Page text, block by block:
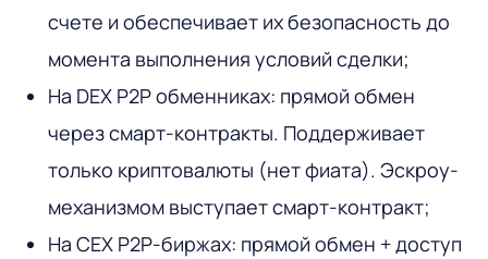
счете и обеспечивает их безопасность до
момента выполнения условий сделки;
На DEX P2P обменниках: прямой обмен
через смарт-контракты. Поддерживает
только криптовалюты (нет фиата). Эскроу-
механизмом выступает смарт-контракт;
На CEX P2P-биржах: прямой обмен + доступ